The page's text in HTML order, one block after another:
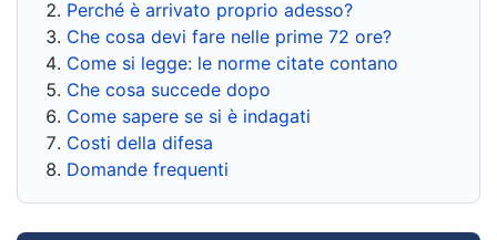
Perché è arrivato proprio adesso?
Che cosa devi fare nelle prime 72 ore?
Come si legge: le norme citate contano
Che cosa succede dopo
Come sapere se si è indagati
Costi della difesa
Domande frequenti